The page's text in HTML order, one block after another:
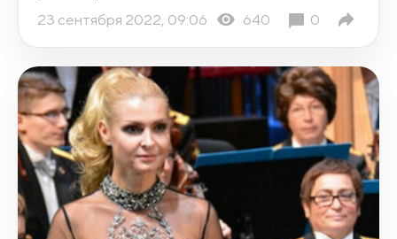
23 сентября 2022, 09:06 640 0